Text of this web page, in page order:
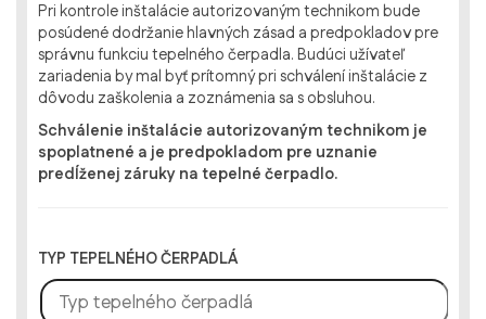
Pri kontrole inštalácie autorizovaným technikom bude
posúdené dodržanie hlavných zásad a predpokladov pre
správnu funkciu tepelného čerpadla. Budúci užívateľ
zariadenia by mal byť prítomný pri schválení inštalácie z
dôvodu zaškolenia a zoznámenia sa s obsluhou.
Schválenie inštalácie autorizovaným technikom je
spoplatnené a je predpokladom pre uznanie
predĺženej záruky na tepelné čerpadlo.
TYP TEPELNÉHO ČERPADLÁ